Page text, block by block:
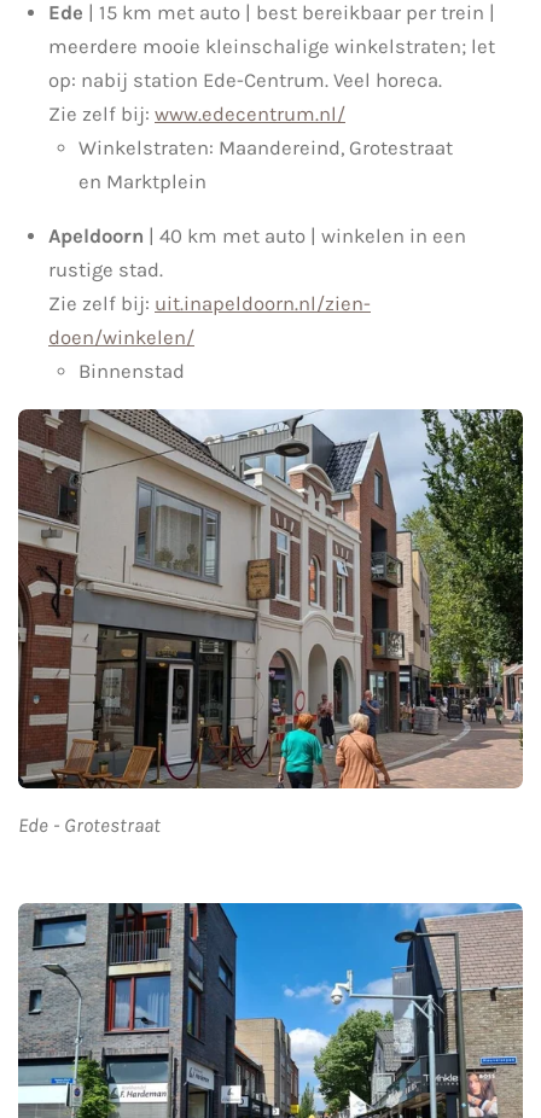
Ede | 15 km met auto | best bereikbaar per trein |
meerdere mooie kleinschalige winkelstraten; let
op: nabij station Ede-Centrum. Veel horeca.
Zie zelf bij: www.edecentrum.nl/
Winkelstraten: Maandereind, Grotestraat
en Marktplein
Apeldoorn | 40 km met auto | winkelen in een
rustige stad.
Zie zelf bij: uit.inapeldoorn.nl/zien-
doen/winkelen/
Binnenstad
Ede - Grotestraat